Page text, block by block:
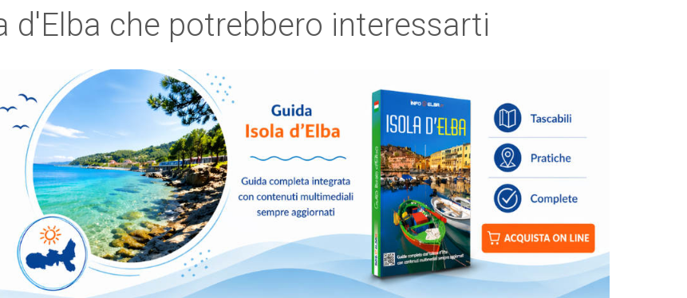
d'Elba che potrebbero interessarti